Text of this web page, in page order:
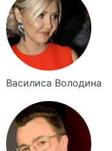
Василиса Володина